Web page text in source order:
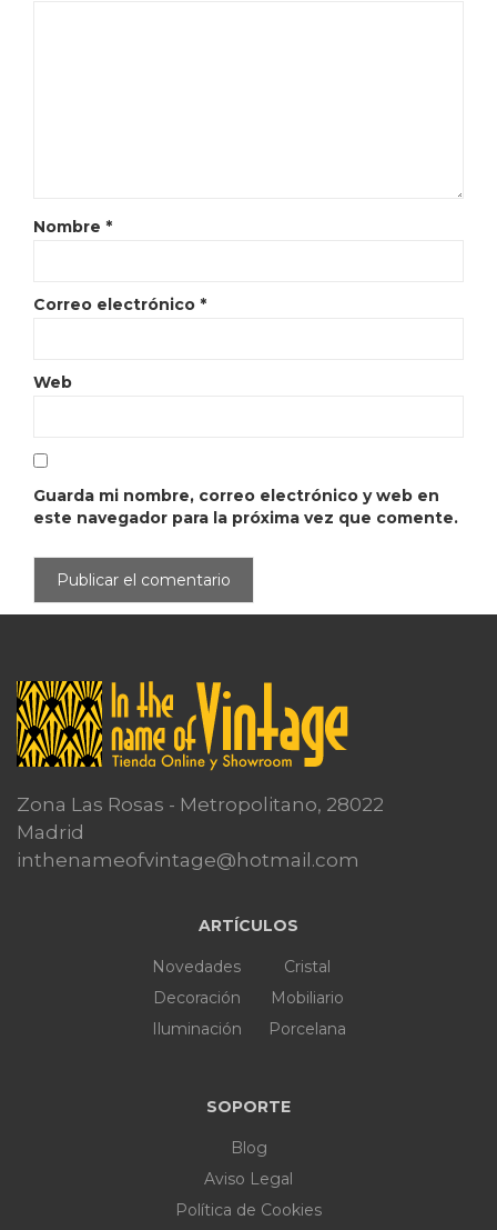
Nombre *
Correo electrónico *
Web
Guarda mi nombre, correo electrónico y web en
este navegador para la próxima vez que comente.
Zona Las Rosas - Metropolitano, 28022
Madrid
inthenameofvintage@hotmail.com
ARTÍCULOS
Novedades
Decoración
Iluminación
Cristal
Mobiliario
Porcelana
SOPORTE
Blog
Aviso Legal
Política de Cookies